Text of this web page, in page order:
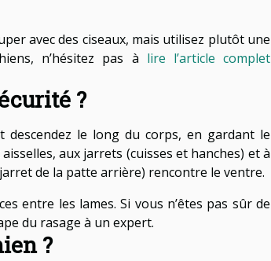
avec des ciseaux, mais utilisez plutôt une
n’hésitez pas à lire l’article complet
?
descendez le long du corps, en gardant le
aux jarrets (cuisses et hanches) et à
de la patte arrière) rencontre le ventre.
entre les lames. Si vous n’êtes pas sûr de
du rasage à un expert.
?